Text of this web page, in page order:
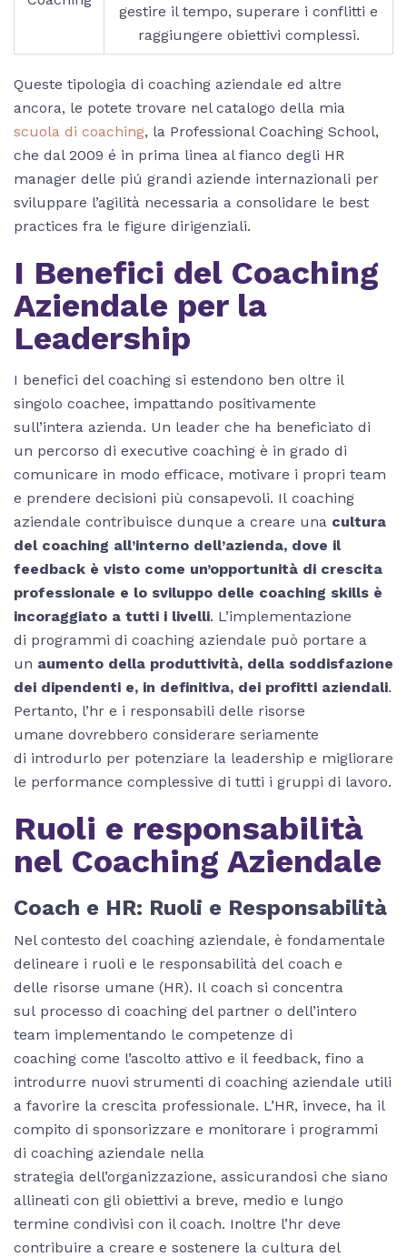
gestire il tempo, superare i conflitti e
raggiungere obiettivi complessi.
Queste tipologia di coaching aziendale ed altre
ancora, le potete trovare nel catalogo della mia
scuola di coaching, la Professional Coaching School,
che dal 2009 é in prima linea al fianco degli HR
manager delle piú grandi aziende internazionali per
sviluppare l’agilità necessaria a consolidare le best
practices fra le figure dirigenziali.
I Benefici del Coaching
Aziendale per la
Leadership
I benefici del coaching si estendono ben oltre il
singolo coachee, impattando positivamente
sull’intera azienda. Un leader che ha beneficiato di
un percorso di executive coaching è in grado di
comunicare in modo efficace, motivare i propri team
e prendere decisioni più consapevoli. Il coaching
aziendale contribuisce dunque a creare una cultura
del coaching all’interno dell’azienda, dove il
feedback è visto come un’opportunità di crescita
professionale e lo sviluppo delle coaching skills è
incoraggiato a tutti i livelli. L’implementazione
di programmi di coaching aziendale può portare a
un aumento della produttività, della soddisfazione
dei dipendenti e, in definitiva, dei profitti aziendali.
Pertanto, l’hr e i responsabili delle risorse
umane dovrebbero considerare seriamente
di introdurlo per potenziare la leadership e migliorare
le performance complessive di tutti i gruppi di lavoro.
Ruoli e responsabilità
nel Coaching Aziendale
Coach e HR: Ruoli e Responsabilità
Nel contesto del coaching aziendale, è fondamentale
delineare i ruoli e le responsabilità del coach e
delle risorse umane (HR). Il coach si concentra
sul processo di coaching del partner o dell’intero
team implementando le competenze di
coaching come l’ascolto attivo e il feedback, fino a
introdurre nuovi strumenti di coaching aziendale utili
a favorire la crescita professionale. L’HR, invece, ha il
compito di sponsorizzare e monitorare i programmi
di coaching aziendale nella
strategia dell’organizzazione, assicurandosi che siano
allineati con gli obiettivi a breve, medio e lungo
termine condivisi con il coach. Inoltre l’hr deve
contribuire a creare e sostenere la cultura del